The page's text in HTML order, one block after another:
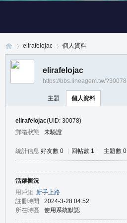
elirafelojac 個人資料
elirafelojac
https://bbs.lineagem.tw/?30078
主題 個人資料
elirafelojac(UID: 30078)
郵箱狀態
未驗證
統計信息 好友數 0 回帖數 1 主題數 0
活躍概況
用戶組 新手上路
註冊時間
2024-3-28 04:52
所在時區
使用系統默認